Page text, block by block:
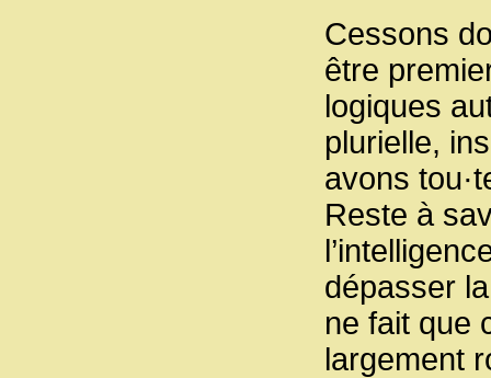
Cessons
être
logiques
plurielle,
avons
Reste à
dépasser
ne fait que
largement